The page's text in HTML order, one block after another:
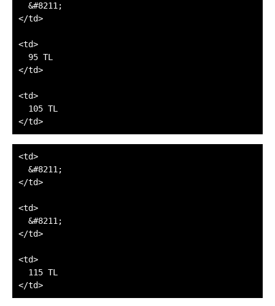
  &#8211;
</td>
<td>
  95 TL
</td>
<td>
  105 TL
<td>
  &#8211;
</td>
<td>
  &#8211;
</td>
<td>
  115 TL